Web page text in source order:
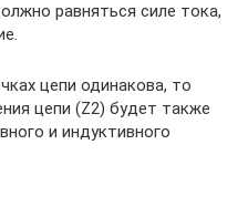
равняться силе тока,
цепи одинакова, то
цепи (Z2) будет также
и индуктивного